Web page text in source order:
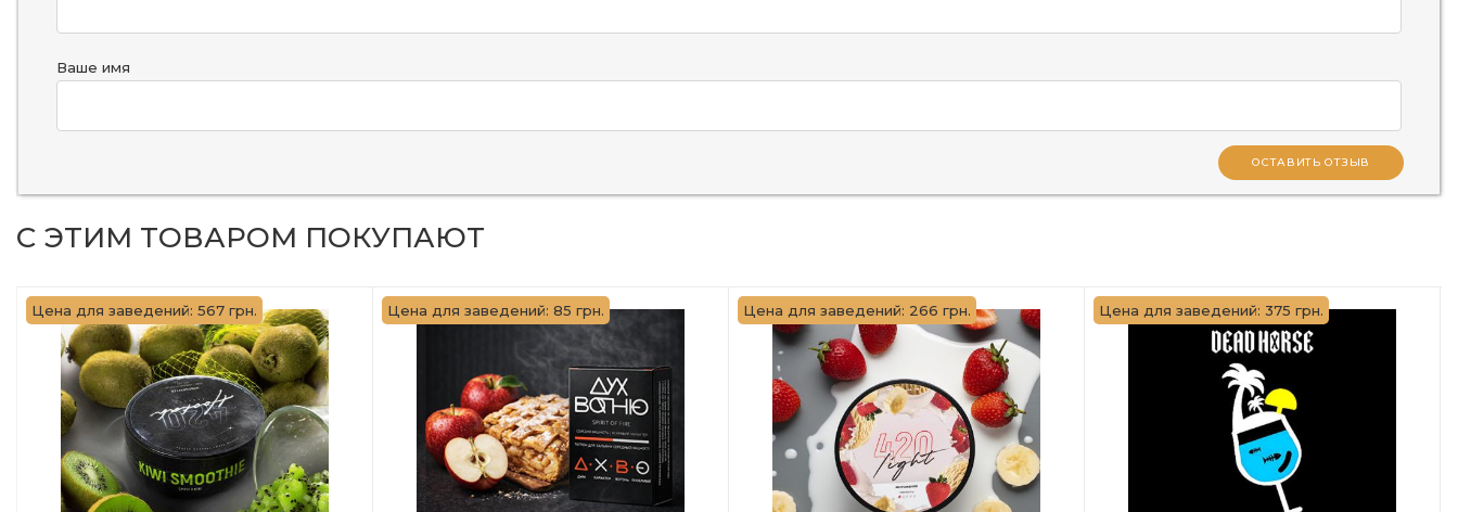
Ваше имя
ОСТАВИТЬ ОТЗЫВ
С ЭТИМ ТОВАРОМ ПОКУПАЮТ
Цена для заведений: 567 грн. Цена для заведений: 85 грн. Цена для заведений: 266 грн. Цена для заведений: 375 грн.